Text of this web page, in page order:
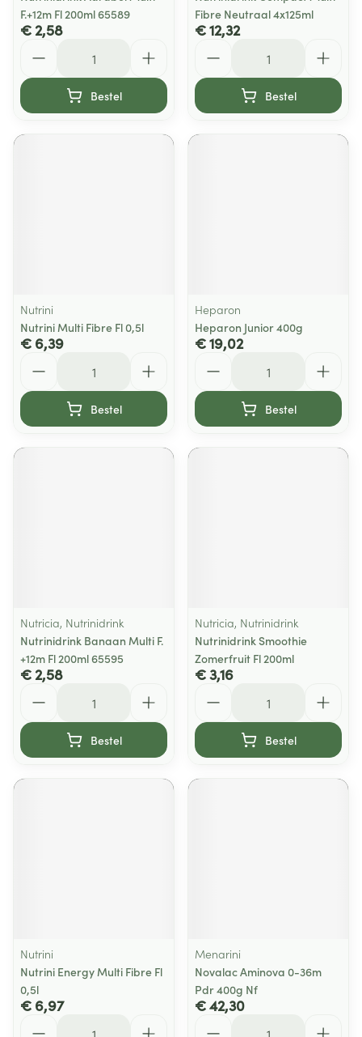
F.+12m Fl 200ml 65589
€ 2,58
Bestel
Fibre Neutraal 4x125ml
€ 12,32
Bestel
Nutrini
Nutrini Multi Fibre Fl 0,5l
€ 6,39
Bestel
Heparon
Heparon Junior 400g
€ 19,02
Bestel
Nutricia, Nutrinidrink
Nutrinidrink Banaan Multi F.
+12m Fl 200ml 65595
€ 2,58
Bestel
Nutricia, Nutrinidrink
Nutrinidrink Smoothie
Zomerfruit Fl 200ml
€ 3,16
Bestel
Nutrini
Nutrini Energy Multi Fibre Fl
0,5l
€ 6,97
Menarini
Novalac Aminova 0-36m
Pdr 400g Nf
€ 42,30